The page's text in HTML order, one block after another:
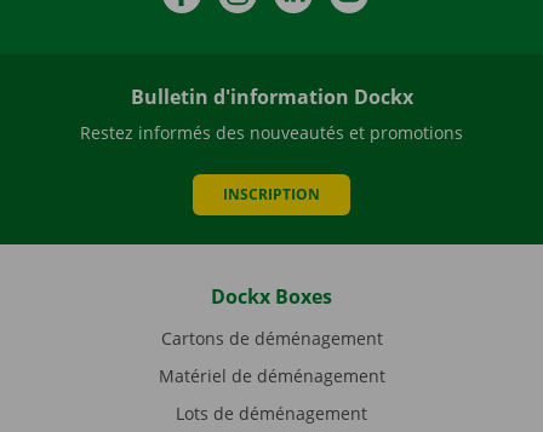
Bulletin d'information Dockx
Restez informés des nouveautés et promotions
INSCRIPTION
Dockx Boxes
Cartons de déménagement
Matériel de déménagement
Lots de déménagement